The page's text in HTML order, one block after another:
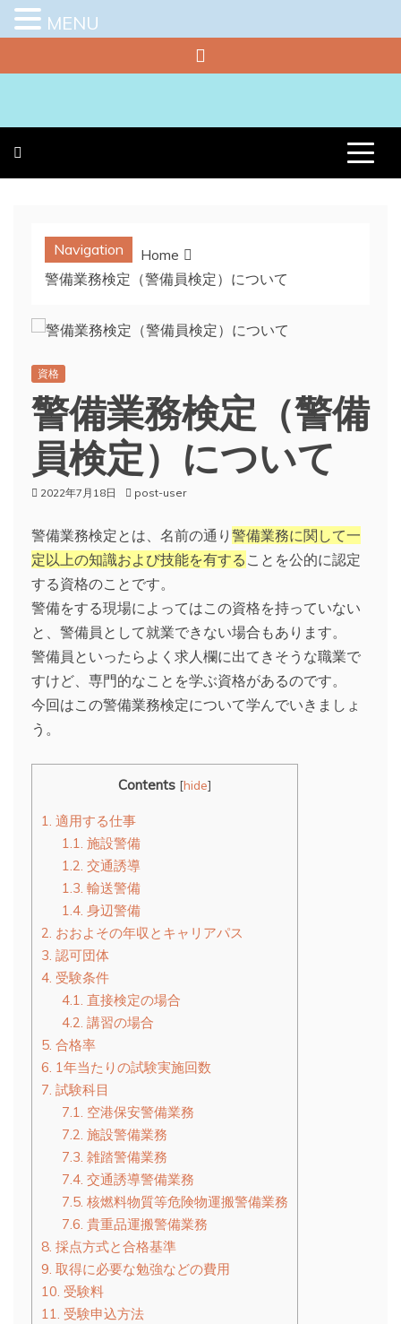
to
Navigation
Home
警備業務検定（警備員検定）について
資格
警備業務検定（警備
員検定）について
2022年7月18日 post-user
警備業務検定とは、名前の通り 警備業務に関して一
定以上の知識および技能を有する ことを公的に認定
する資格のことです。
警備をする現場によってはこの資格を持っていない
と、警備員として就業できない場合もあります。
警備員といったらよく求人欄に出てきそうな職業で
すけど、専門的なことを学ぶ資格があるのです。
今回はこの警備業務検定について学んでいきましょ
う。
Contents [hide]
1. 適用する仕事
1.1. 施設警備
1.2. 交通誘導
1.3. 輸送警備
1.4. 身辺警備
2. おおよその年収とキャリアパス
3. 認可団体
4. 受験条件
4.1. 直接検定の場合
4.2. 講習の場合
5. 合格率
6. 1年当たりの試験実施回数
7. 試験科目
7.1. 空港保安警備業務
7.2. 施設警備業務
7.3. 雑踏警備業務
7.4. 交通誘導警備業務
7.5. 核燃料物質等危険物運搬警備業務
7.6. 貴重品運搬警備業務
8. 採点方式と合格基準
9. 取得に必要な勉強などの費用
10. 受験料
11. 受験申込方法
MENU